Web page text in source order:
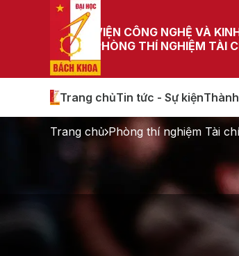
VIỆN CÔNG NGHỆ VÀ
PHÒNG THÍ NGHIỆM TÀI
Trang chủTin tức - Sự kiện
Trang chủ Phòng thí nghiệm Tài